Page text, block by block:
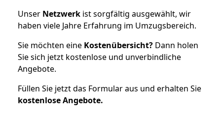
Unser Netzwerk ist sorgfältig ausgewählt, wir
haben viele Jahre Erfahrung im Umzugsbereich.
Sie möchten eine Kostenübersicht? Dann holen
Sie sich jetzt kostenlose und unverbindliche
Angebote.
Füllen Sie jetzt das Formular aus und erhalten Sie
kostenloseAngebote.